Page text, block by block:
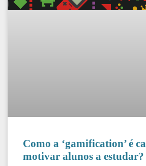
Como a ‘gamification’ é
motivar alunos a estudar?